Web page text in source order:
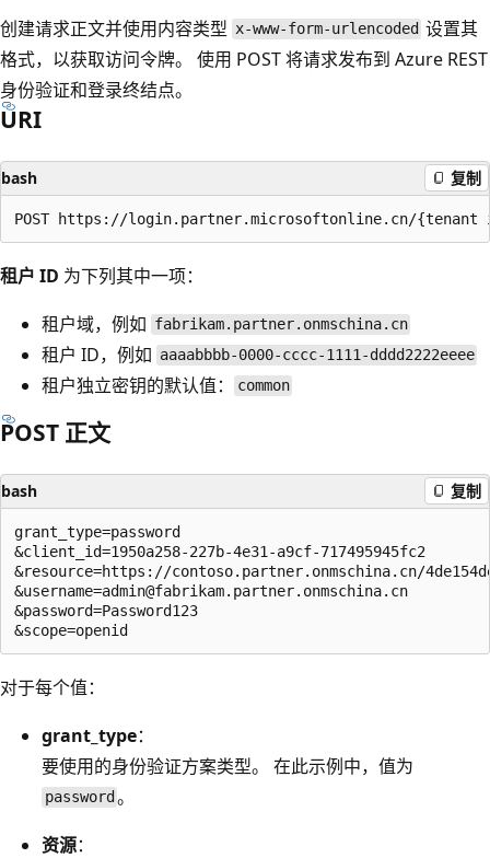
创建请求正文并使用内容类型 x-www-form-urlencoded 设置其
格式，以获取访问令牌。 使用 POST 将请求发布到 Azure REST
身份验证和登录终结点。
URI
bash 复制
租户 ID 为下列其中一项：
租户域，例如 fabrikam.partner.onmschina.cn
租户 ID，例如 aaaabbbb-0000-cccc-1111-dddd2222eeee
租户独立密钥的默认值： common
POST 正文
bash 复制
grant_type=password
&client_id=1950a258-227b-4e31-a9cf-717495945fc2
&resource=https://contoso.partner.onmschina.cn/
&username=admin@fabrikam.partner.onmschina.cn
&password=Password123
对于每个值：
grant_type：
要使用的身份验证方案类型。 在此示例中，值为
password 。
资源：